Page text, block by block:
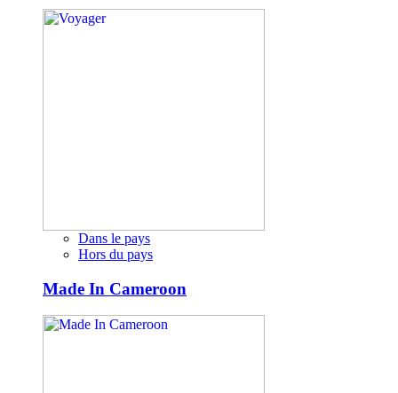
Dans le pays
Hors du pays
Made In Cameroon